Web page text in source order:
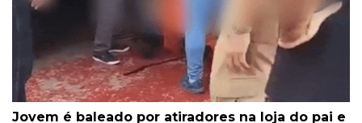
Jovem é baleado por atiradores na loja do pai e